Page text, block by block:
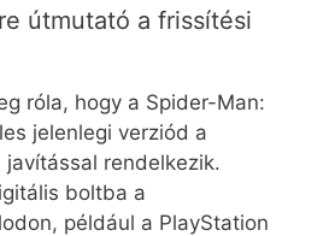
útmutató a frissítési
róla, hogy a Spider-Man:
jelenlegi verziód a
rendelkezik.
boltba a
például a PlayStation